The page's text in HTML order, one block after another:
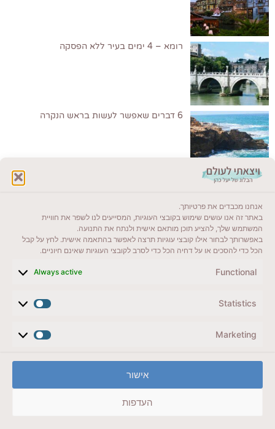
אנחנו מכבדים את פרטיותך.
באתר זה אנו עושים שימוש בקובצי העוגיות, המסייעים לנו לשפר את חוויית
המשתמש שלך, להציע תוכן מותאם אישית ולנתח את התנועה.
באפשרותך לבחור אילו קובצי עוגיות תרצה לאפשר בהתאמה אישית. לחץ על קבל
הכל כדי להסכים או על דחיה הכל כדי לסרב לקובצי העוגיות שאינם חיוניים.
Functional
Always active
Statistics
Marketing
אישור
העדפות
רומא – 4 ימים בעיר ללא הפסקה
6 דברים שאפשר לעשות בראש הנקרה
ייעדים מומלצים
מדריכים ועזרים
לשליחת הודעת וואטסאפ
veyatsati.laolam@gmail.com
מדיניות פרטיות // תנאי שימוש באתר